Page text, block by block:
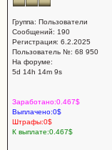
Группа: Пользователи
Сообщений: 190
Регистрация: 6.2.2025
Пользователь №: 68 950
На форуме:
5d 14h 14m 9s
Заработано:0.467$
Выплачено:0$
Штрафы:0$
К выплате:0.467$